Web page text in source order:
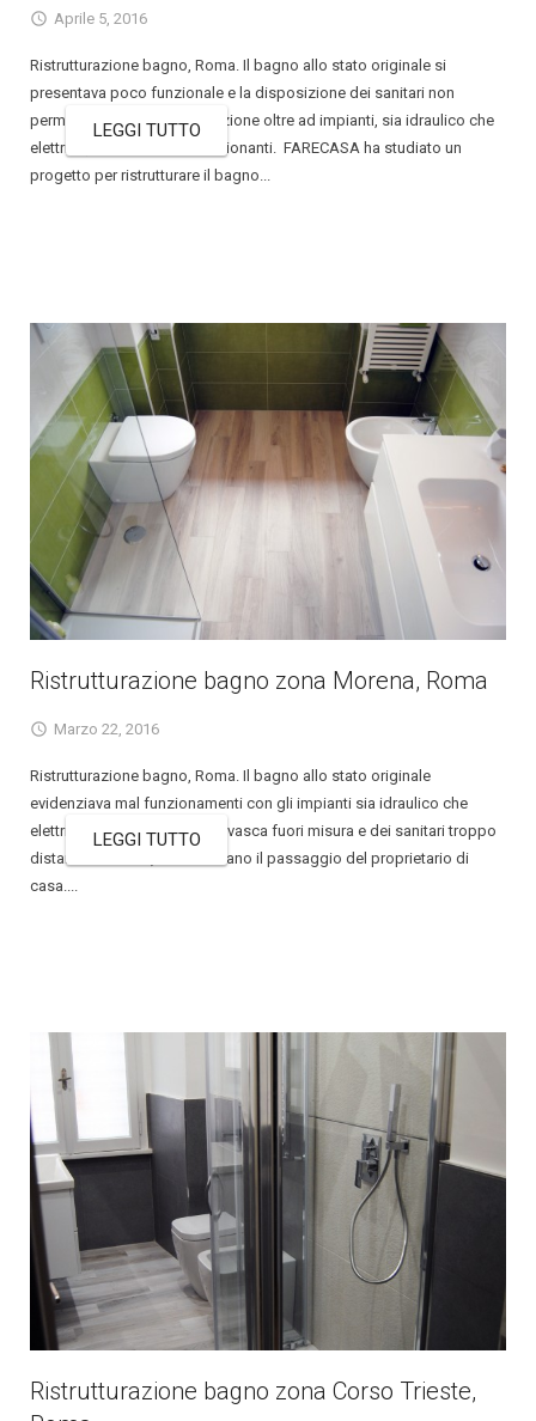
Aprile 5, 2016
Ristrutturazione bagno, Roma. Il bagno allo stato originale si
presentava poco funzionale e la disposizione dei sanitari non
permetteva una agevole fruizione oltre ad impianti, sia idraulico che
elettrico, obsoleti e mal funzionanti. FARECASA ha studiato un
progetto per ristrutturare il bagno...
LEGGI TUTTO
Ristrutturazione bagno zona Morena, Roma
Marzo 22, 2016
Ristrutturazione bagno, Roma. Il bagno allo stato originale
evidenziava mal funzionamenti con gli impianti sia idraulico che
elettrico. La presenza di una vasca fuori misura e dei sanitari troppo
distanti tra di loro, ostacolavano il passaggio del proprietario di
casa....
LEGGI TUTTO
Ristrutturazione bagno zona Corso Trieste,